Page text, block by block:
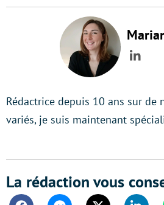
Rédactrice depuis 10 ans sur de
variés, je suis maintenant
La rédaction vous